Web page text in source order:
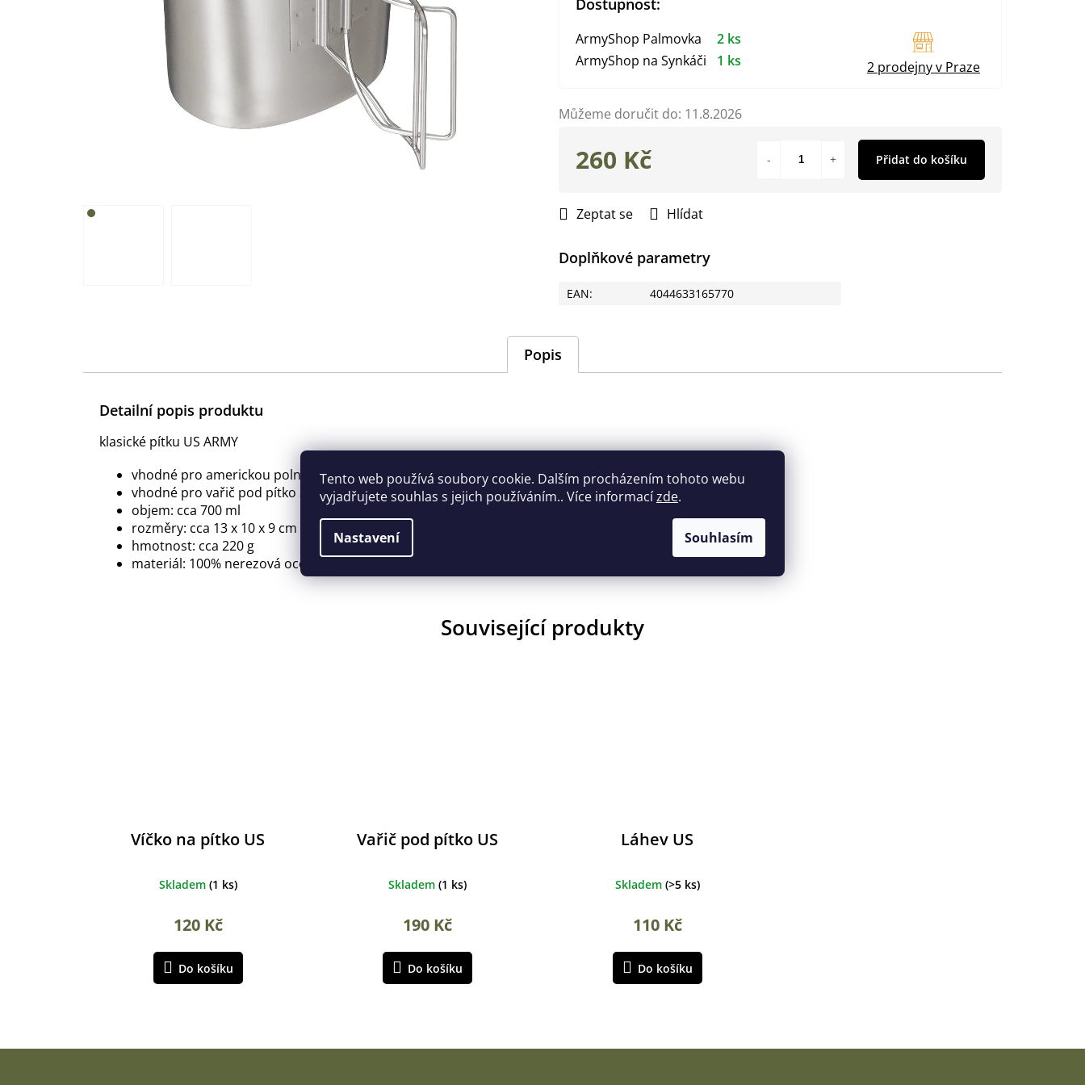
Tento web používá soubory cookie. Dalším procházením tohoto webu
vyjadřujete souhlas s jejich používáním.. Více informacízde.
Nastavení Souhlasím
Můžeme doručit do: 11.8.2026
Zeptat se Hlídat
Doplňkové parametry
EAN: 4044633165770
260 Kč Přidat do košíku
ArmyShop Palmovka
2 ks
ArmyShop na Synkáči
1 ks 2 prodejny v Praze
Související produkty
Víčko na pítko US
Skladem (1 ks)
120 Kč
Do košíku
Vařič pod pítko US
Skladem(1 ks)
190 Kč
Do košíku
Láhev US
Skladem (>5 ks)
110 Kč
Do košíku
Popis
Detailní popis produktu
klasické pítku US ARMY
vhodné pro americkou polní láhev 33211B
vhodné pro vařič pod pítko 33373
objem: cca 700 ml
rozměry: cca 13 x 10 x 9 cm (Š x V x H)
hmotnost: cca 220 g
materiál: 100% nerezová ocel